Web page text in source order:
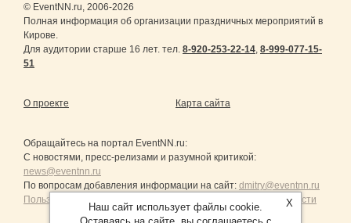
© EventNN.ru, 2006-2026
Полная информация об организации праздничных мероприятий в
Кирове.
Для аудитории старше 16 лет. тел. 8-920-253-22-14, 8-999-077-15-
51
О проекте Карта сайта
Обращайтесь на портал EventNN.ru:
С новостями, пресс-релизами и разумной критикой:
news@eventnn.ru
По вопросам добавления информации на сайт: dmitry@eventnn.ru
Пользовательское Соглашение и политика конфиденциальности
X
Наш сайт использует файлы cookie.